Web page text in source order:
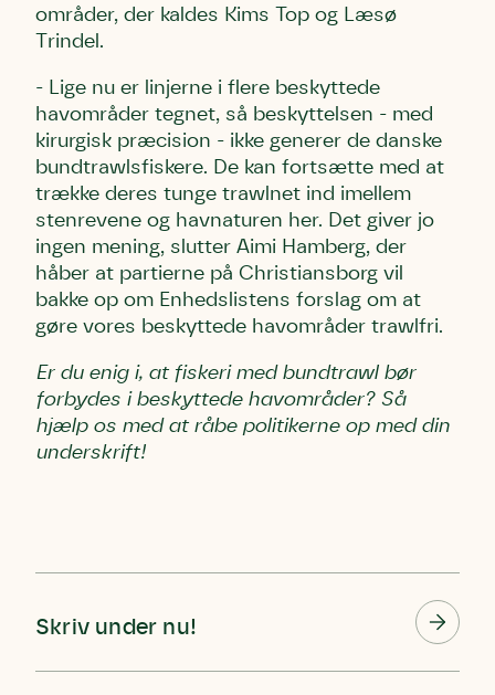
områder, der kaldes Kims Top og Læsø
Trindel.
- Lige nu er linjerne i flere beskyttede
havområder tegnet, så beskyttelsen - med
kirurgisk præcision - ikke generer de danske
bundtrawlsfiskere. De kan fortsætte med at
trække deres tunge trawlnet ind imellem
stenrevene og havnaturen her. Det giver jo
ingen mening, slutter Aimi Hamberg, der
håber at partierne på Christiansborg vil
bakke op om Enhedslistens forslag om at
gøre vores beskyttede havområder trawlfri.
Er du enig i, at fiskeri med bundtrawl bør
forbydes i beskyttede havområder? Så
hjælp os med at råbe politikerne op med din
underskrift!
Skriv under nu!